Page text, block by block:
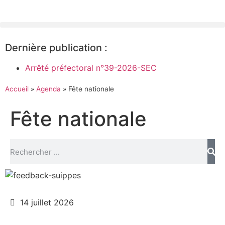
Dernière publication :
Arrêté préfectoral n°39-2026-SEC
Accueil » Agenda » Fête nationale
Fête nationale
14 juillet 2026